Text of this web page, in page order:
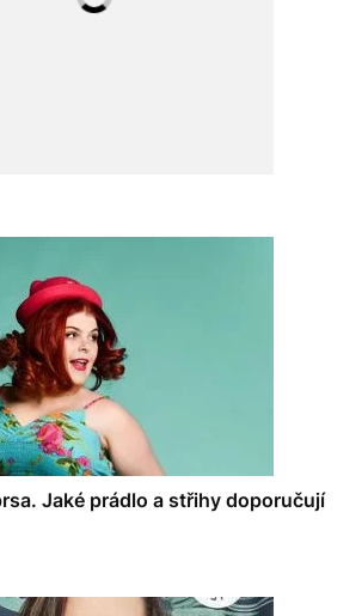
Jaké prádlo a střihy doporučují